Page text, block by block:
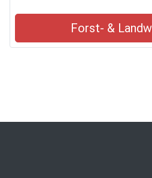
Forst- &